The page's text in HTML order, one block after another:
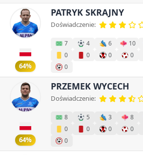
64%
PATRYK SKRAJNY
Doświadczenie:
7 4 6 10
0
0 0 0
0
64%
PRZEMEK WYCECH
Doświadczenie:
8 5 3 8
0
0 0 0
0